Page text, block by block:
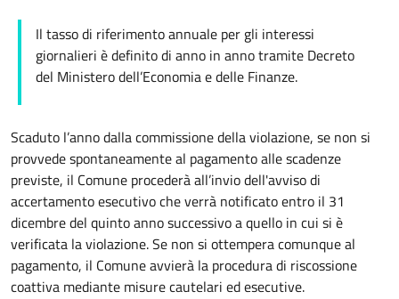
Il tasso di riferimento annuale per gli interessi
giornalieri è definito di anno in anno tramite Decreto
del Ministero dell’Economia e delle Finanze.
Scaduto l’anno dalla commissione della violazione, se non si
provvede spontaneamente al pagamento alle scadenze
previste, il Comune procederà all’invio dell'avviso di
accertamento esecutivo che verrà notificato entro il 31
dicembre del quinto anno successivo a quello in cui si è
verificata la violazione. Se non si ottempera comunque al
pagamento, il Comune avvierà la procedura di riscossione
coattiva mediante misure cautelari ed esecutive.